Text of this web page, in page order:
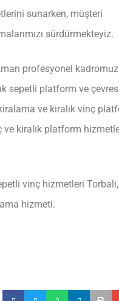
sunarken, müşteri
sürdürmekteyiz.
profesyonel
sepetli platform ve
ve kiralık vinç
kiralık platform
vinç hizmetleri Torbalı,
hizmeti.